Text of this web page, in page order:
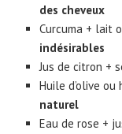
des cheveux
Curcuma + lait
indésirables
Jus de citron +
Huile d’olive
naturel
Eau de rose +